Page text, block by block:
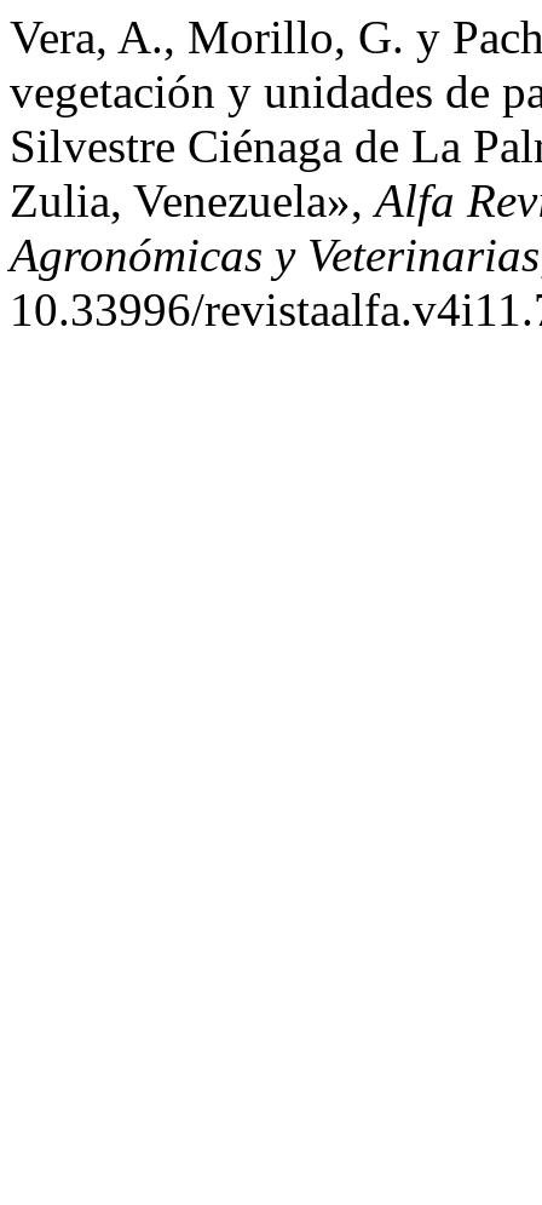
Vera, A., Morillo, G. y
vegetación y unidades de
Silvestre Ciénaga de La
Zulia, Venezuela»,Alfa
Agronómicas y Veterinarias
10.33996/